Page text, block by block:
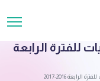
للفترة الرابعة
2016-2017